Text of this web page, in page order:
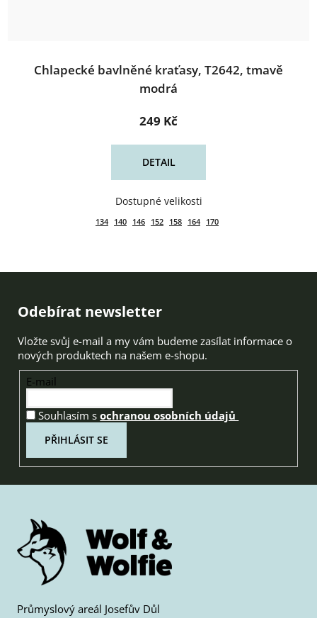
Chlapecké bavlněné kraťasy, T2642, tmavě
modrá
249 Kč
DETAIL
134 140 146 152 158 164 170
Zápatí
Odebírat newsletter
Vložte svůj e-mail a my vám budeme zasílat informace o
nových produktech na našem e-shopu.
E-mail
Souhlasím sochranou osobních údajů
PŘIHLÁSIT SE
Průmyslový areál Josefův Důl